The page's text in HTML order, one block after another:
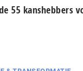
55 kanshebbers